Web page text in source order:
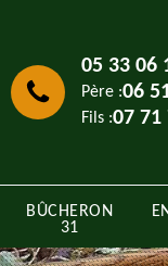
05 33 06
Père :06
Fils :07 71
BÛCHERON
31